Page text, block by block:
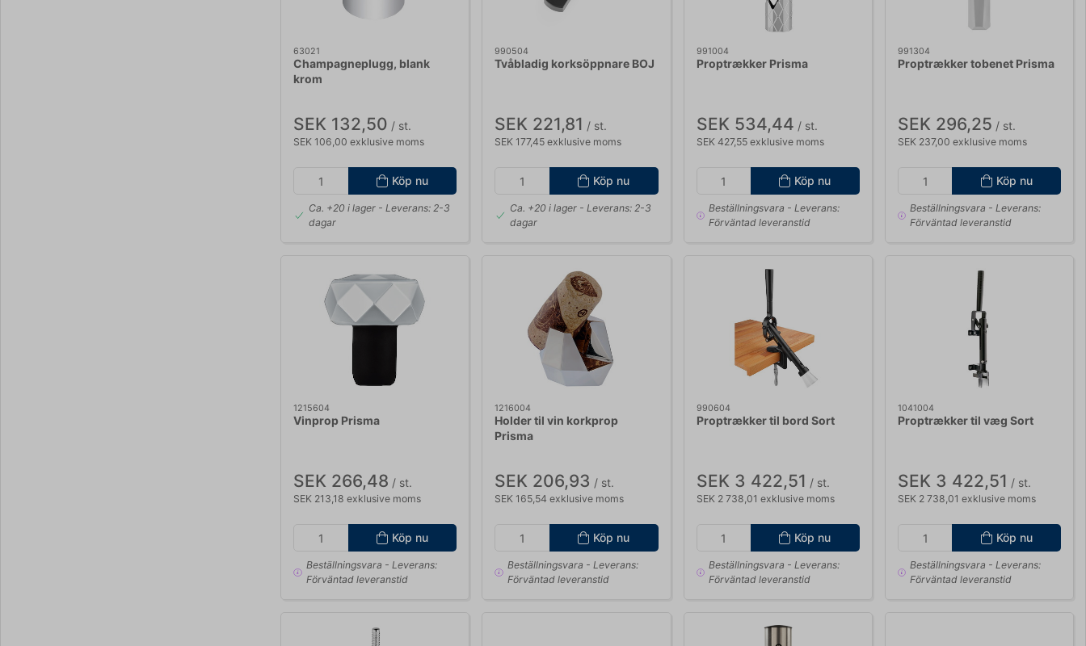
63021
Champagneplugg, blank
krom
SEK 132,50 / st.
SEK 106,00 exklusive moms
Köp nu
Ca. +20 i lager - Leverans: 2-3
dagar
990504
Tvåbladig korksöppnare BOJ
SEK 221,81 / st.
SEK 177,45 exklusive moms
Köp nu
Ca. +20 i lager - Leverans: 2-3
dagar
991004
Proptrækker Prisma
SEK 534,44 / st.
SEK 427,55 exklusive moms
Köp nu
Beställningsvara - Leverans:
Förväntad leveranstid
991304
Proptrækker tobenet Prisma
SEK 296,25 / st.
SEK 237,00 exklusive moms
Köp nu
Beställningsvara - Leverans:
Förväntad leveranstid
1215604
Vinprop Prisma
SEK 266,48 / st.
SEK 213,18 exklusive moms
Köp nu
Beställningsvara - Leverans:
Förväntad leveranstid
1216004
Holder til vin korkprop
Prisma
SEK 206,93 / st.
SEK 165,54 exklusive moms
Köp nu
Beställningsvara - Leverans:
Förväntad leveranstid
990604
Proptrækker til bord Sort
SEK 3 422,51 / st.
SEK 2 738,01 exklusive moms
Köp nu
Beställningsvara - Leverans:
Förväntad leveranstid
1041004
Proptrækker til væg Sort
SEK 3 422,51 / st.
SEK 2 738,01 exklusive moms
Köp nu
Beställningsvara - Leverans:
Förväntad leveranstid